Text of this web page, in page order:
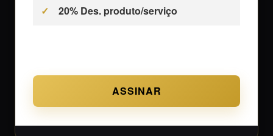
20% Des. produto/serviço
ASSINAR